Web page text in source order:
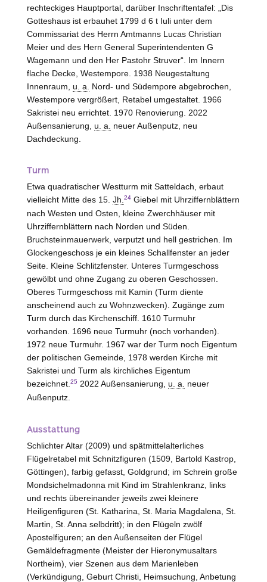
rechteckiges Hauptportal, darüber Inschriftentafel: „Dis
Gotteshaus ist erbauhet 1799 d 6 t Iuli unter dem
Commissariat des Herrn Amtmanns Lucas Christian
Meier und des Hern General Superintendenten G
Wagemann und den Her Pastohr Struver“. Im Innern
flache Decke, Westempore. 1938 Neugestaltung
Innenraum, u. a.
Nord- und Südempore abgebrochen,
Westempore vergrößert, Retabel umgestaltet. 1966
Sakristei neu errichtet. 1970 Renovierung. 2022
Außensanierung, u. a.
neuer Außenputz, neu
Dachdeckung.
Turm
Etwa quadratischer Westturm mit Satteldach, erbaut
vielleicht Mitte des 15. Jh.24Giebel mit Uhrziffernblättern
nach Westen und Osten, kleine Zwerchhäuser mit
Uhrziffernblättern nach Norden und Süden.
Bruchsteinmauerwerk, verputzt und hell gestrichen. Im
Glockengeschoss je ein kleines Schallfenster an jeder
Seite. Kleine Schlitzfenster. Unteres Turmgeschoss
gewölbt und ohne Zugang zu oberen Geschossen.
Oberes Turmgeschoss mit Kamin (Turm diente
anscheinend auch zu Wohnzwecken). Zugänge zum
Turm durch das Kirchenschiff. 1610 Turmuhr
vorhanden. 1696 neue Turmuhr (noch vorhanden).
1972 neue Turmuhr. 1967 war der Turm noch Eigentum
der politischen Gemeinde, 1978 werden Kirche mit
Sakristei und Turm als kirchliches Eigentum
bezeichnet.252022 Außensanierung, u. a. neuer
Außenputz.
Ausstattung
Schlichter Altar (2009) und spätmittelalterliches
Flügelretabel mit Schnitzfiguren (1509, Bartold Kastrop,
Göttingen), farbig gefasst, Goldgrund; im Schrein große
Mondsichelmadonna mit Kind im Strahlenkranz, links
und rechts übereinander jeweils zwei kleinere
Heiligenfiguren (St. Katharina, St. Maria Magdalena, St.
Martin, St. Anna selbdritt); in den Flügeln zwölf
Apostelfiguren; an den Außenseiten der Flügel
Gemäldefragmente (Meister der Hieronymusaltars
Northeim), vier Szenen aus dem Marienleben
(Verkündigung, Geburt Christi, Heimsuchung, Anbetung